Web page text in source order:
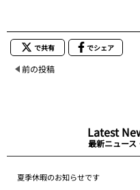
で共有 でシェア
前の投稿
Latest
最新ニュース
夏季休暇のお知らせです